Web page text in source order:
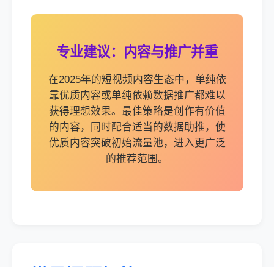
专业建议：内容与推广并重
在2025年的短视频内容生态中，单纯依
靠优质内容或单纯依赖数据推广都难以
获得理想效果。最佳策略是创作有价值
的内容，同时配合适当的数据助推，使
优质内容突破初始流量池，进入更广泛
的推荐范围。